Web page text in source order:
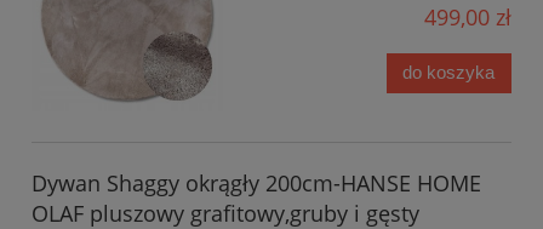
499,00 zł
do koszyka
Dywan Shaggy okrągły 200cm-HANSE HOME
OLAF pluszowy grafitowy,gruby i gęsty